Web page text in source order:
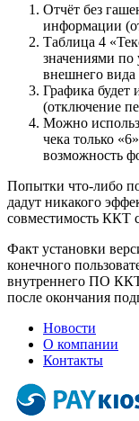
Отчёт без
информации
Таблица 4
значениями
внешнего вида
Графика
(отключение
Можно
чека только
возможность
Попытки что-либо
дадут никакого
совместимость
Факт установки
конечного
внутреннего ПО
после окончания
Новости
О компании
Контакты